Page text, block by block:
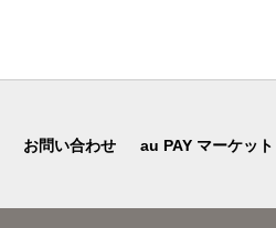
お問い合わせ au PAY マーケッ